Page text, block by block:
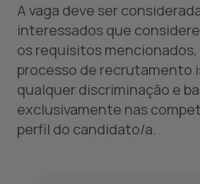
A vaga deve ser
interessados que
os requisitos mencionados,
processo de recrutamento
qualquer discriminação e
exclusivamente nas
perfil do candidato/a.